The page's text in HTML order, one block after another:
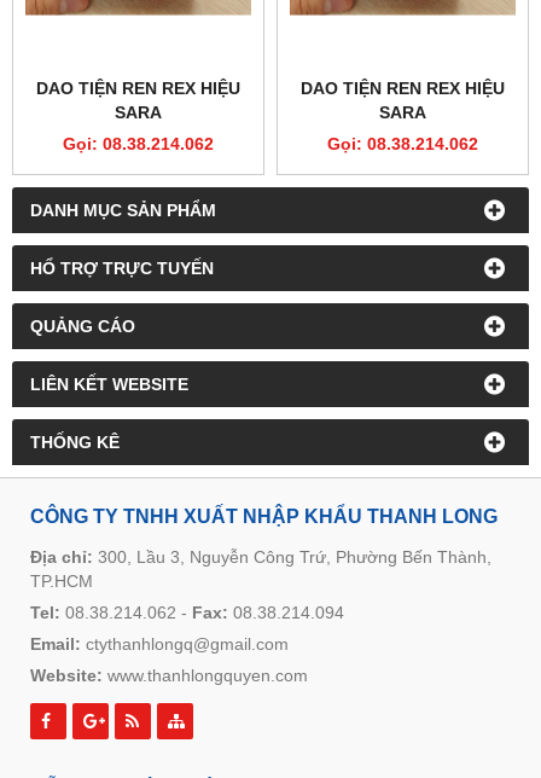
DANH MỤC SẢN PHẨM
HỔ TRỢ TRỰC TUYẾN
QUẢNG CÁO
LIÊN KẾT WEBSITE
THỐNG KÊ
DAO TIỆN REN REX HIỆU
SARA
Gọi: 08.38.214.062
DAO TIỆN REN REX HIỆU
SARA
Gọi: 08.38.214.062
CÔNG TY TNHH XUẤT NHẬP KHẨU THANH LONG
Địa chỉ: 300, Lầu 3, Nguyễn Công Trứ, Phường Bến Thành,
TP.HCM
Tel: 08.38.214.062 - Fax: 08.38.214.094
Email: ctythanhlongq@gmail.com
Website: www.thanhlongquyen.com